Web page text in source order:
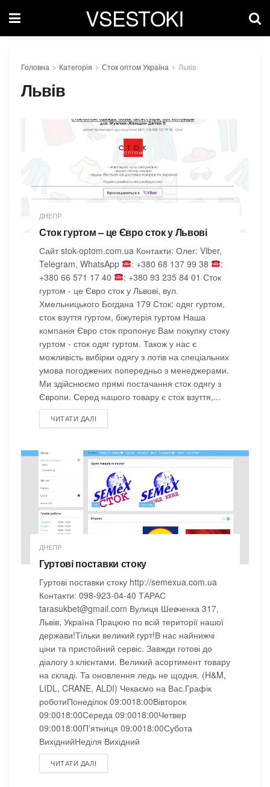
VSESTOKI
Головна Категорія Сток оптом Україна Львів
Львів
ДНЕПР
Сток гуртом – це Євро сток у Львові
Сайт stok-optom.com.ua Контакти: Олег: Viber,
Telegram, WhatsApp
: +380 68 137 99 38
:
+380 66 571 17 40
: +380 93 235 84 01 Сток
гуртом - це Євро сток у Львові, вул.
Хмельницького Богдана 179 Сток: одяг гуртом,
сток взуття гуртом, біжутерія гуртом Наша
компанія Євро сток пропонує Вам покупку стоку
гуртом - сток одяг гуртом. Також у нас є
можливість вибірки одягу з лотів на спеціальних
умова погоджених попередньо з менеджерами.
Ми здійснюємо прямі постачання сток одягу з
Європи. Серед нашого товару є сток взуття,...
ЧИТАТИ ДАЛІ
ДНЕПР
Гуртові поставки стоку
Гуртові поставки стоку http://semexua.com.ua
Контакти: 098-923-04-40 ТАРАС
tarasukbet@gmail.com Вулиця Шевченка 317,
Львів, Україна Працюю по всій території нашої
держави!Тільки великий гурт!В нас найнижчі
ціни та пристойний сервіс. Завжди готові до
діалогу з клієнтами. Великий асортимент товару
на складі. Та оновлення ледь не щодня. (H&M,
LIDL, CRANE, ALDI) Чекаємо на Вас.Графік
роботиПонеділок 09:0018:00Вівторок
09:0018:00Середа 09:0018:00Четвер
09:0018:00Пʼятниця 09:0018:00Субота
ВихіднийНеділя Вихідний
ЧИТАТИ ДАЛІ